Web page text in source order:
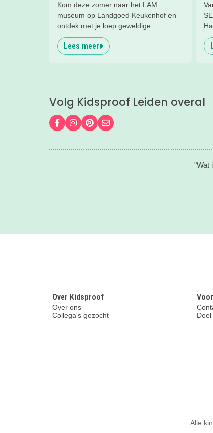
Kom deze zomer naar het LAM
museum op Landgoed Keukenhof en
ontdek met je loep geweldige
miniatuurkunst. Zelfs je folder met
speurtocht is piepklein! Leuk dagje uit
Lees meer
Volg Kidsproof Leiden overal
Volg ons op Facebook
Volg ons op Instagram
Volg ons op Pinterest
Mail ons
"Wat
Over Kidsproof
Over ons
Collega's gezocht
Alle